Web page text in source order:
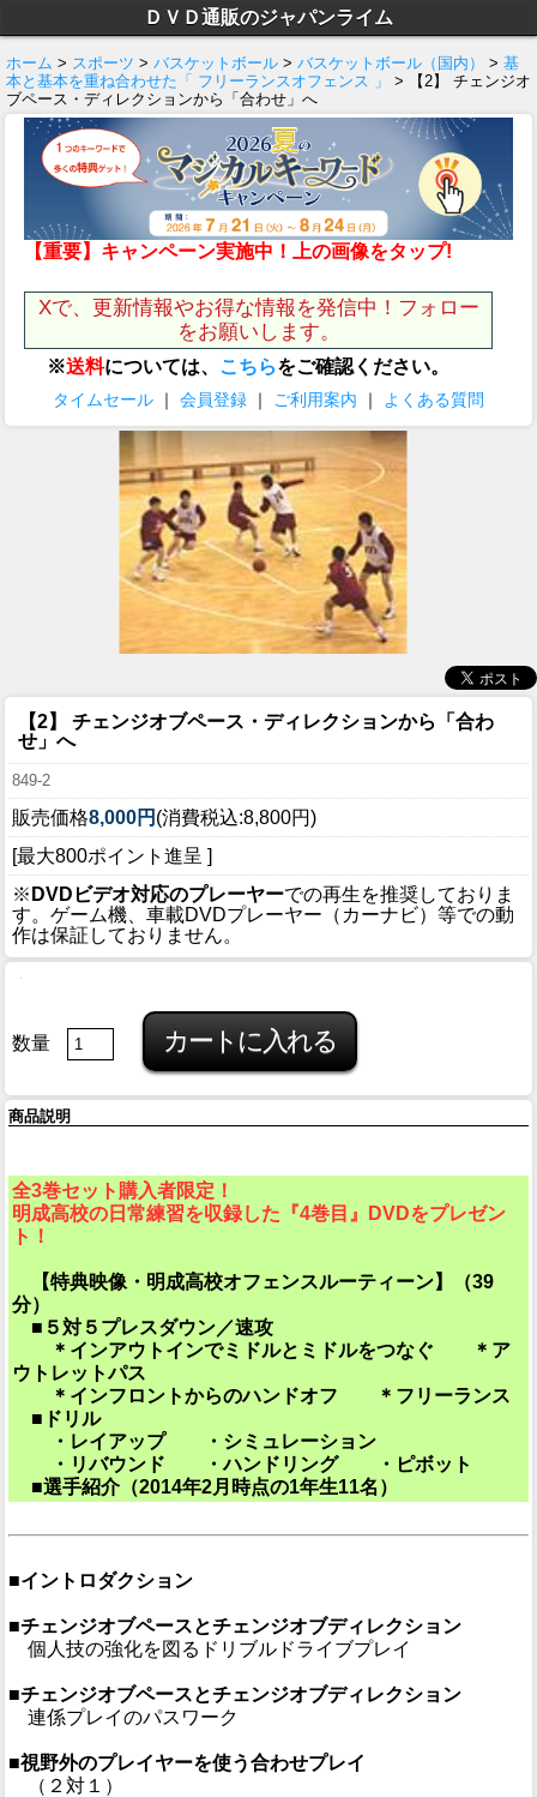
ＤＶＤ通販のジャパンライム
ホーム > スポーツ > バスケットボール > バスケットボール（国内） > 基
本と基本を重ね合わせた「 フリーランスオフェンス 」
> 【2】 チェンジオ
ブペース・ディレクションから「合わせ」へ
【重要】キャンペーン実施中！上の画像をタップ!
Xで、更新情報やお得な情報を発信中！フォロー
をお願いします。
※送料については、 こちらをご確認ください。
タイムセール ｜ 会員登録 ｜ ご利用案内 ｜ よくある質問
【2】 チェンジオブペース・ディレクションから「合わ
せ」へ
849-2
販売価格8,000円 (消費税込:8,800円)
[最大800ポイント進呈 ]
※ DVDビデオ対応のプレーヤーでの再生を推奨しておりま
す。ゲーム機、車載DVDプレーヤー（カーナビ）等での動
作は保証しておりません。
数量
商品説明
全3巻セット購入者限定！
明成高校の日常練習を収録した『4巻目』DVDをプレゼン
ト！
【特典映像・明成高校オフェンスルーティーン】（39
分）
■５対５プレスダウン／速攻
＊インアウトインでミドルとミドルをつなぐ ＊ア
ウトレットパス
＊インフロントからのハンドオフ ＊フリーランス
■ドリル
・レイアップ ・シミュレーション
・リバウンド ・ハンドリング ・ピボット
■選手紹介（2014年2月時点の1年生11名）
■イントロダクション
■チェンジオブペースとチェンジオブディレクション
個人技の強化を図るドリブルドライブプレイ
■チェンジオブペースとチェンジオブディレクション
連係プレイのパスワーク
■視野外のプレイヤーを使う合わせプレイ
（２対１）